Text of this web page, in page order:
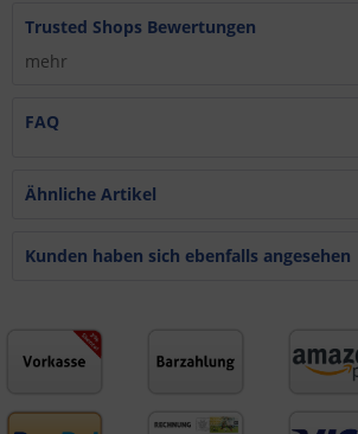
Trusted Shops Bewertungen
mehr
FAQ
Ähnliche Artikel
Kunden haben sich ebenfalls angesehen